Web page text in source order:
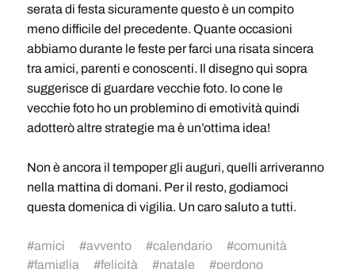
serata di festa sicuramente questo è un compito
meno difficile del precedente. Quante occasioni
abbiamo durante le feste per farci una risata sincera
tra amici, parenti e conoscenti. Il disegno qui sopra
suggerisce di guardare vecchie foto. Io cone le
vecchie foto ho un problemino di emotività quindi
adotterò altre strategie ma è un’ottima idea!
Non è ancora il tempoper gli auguri, quelli arriveranno
nella mattina di domani. Per il resto, godiamoci
questa domenica di vigilia. Un caro saluto a tutti.
#amici #avvento #calendario #comunità
#famiglia #felicità #natale #perdono